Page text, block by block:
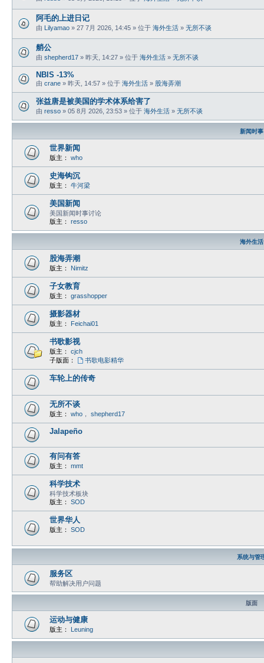
阿毛的上进日记
由 Lilyamao » 27 7月 2026, 14:45 » 位于 海外生活 » 无所不谈
艄公
由 shepherd17 » 昨天, 14:27 » 位于 海外生活 » 无所不谈
NBIS -13%
由 crane » 昨天, 14:57 » 位于 海外生活 » 股海弄潮
张益唐是被美国的学术体系给害了
由 resso » 05 8月 2026, 23:53 » 位于 海外生活 » 无所不谈
新闻时事
世界新闻
版主： who
史海钩沉
版主： 牛河梁
美国新闻
美国新闻时事讨论
版主：
resso
海外生活
股海弄潮
版主： Nimitz
子女教育
版主： grasshopper
摄影器材
版主： Feichai01
书歌影视
版主：
cjch
子版面：
书歌电影精华
车轮上的传奇
无所不谈
版主： who ， shepherd17
Jalapeño
有问有答
版主： mmt
科学技术
科学技术板块
版主：
SOD
世界华人
版主： SOD
系统与管
服务区
帮助解决用户问题
版面
运动与健康
版主： Leuning